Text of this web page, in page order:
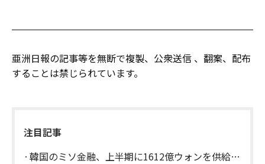
亜洲日報の記事等を無断で複製、公衆送信 、翻案、配布
することは禁じられています。
注目記事
韓国のミソ金融、上半期に1612億ウォンを供給…